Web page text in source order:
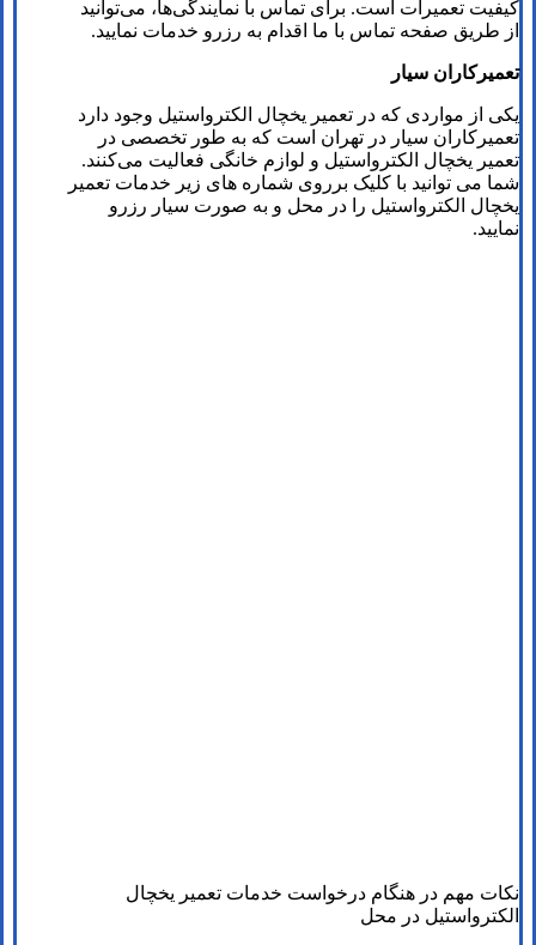
کیفیت تعمیرات است. برای تماس با نمایندگی‌ها، می‌توانید
از طریق صفحه تماس با ما اقدام به رزرو خدمات نمایید.
تعمیرکاران سیار
یکی از مواردی که در تعمیر یخچال الکترواستیل وجود دارد
تعمیرکاران سیار در تهران است که به طور تخصصی در
تعمیر یخچال‌ الکترواستیل و لوازم خانگی فعالیت می‌کنند.
شما می توانید با کلیک برروی شماره های زیر خدمات تعمیر
یخچال الکترواستیل را در محل و به صورت سیار رزرو
نمایید.
نکات مهم در هنگام درخواست خدمات تعمیر یخچال
الکترواستیل در محل